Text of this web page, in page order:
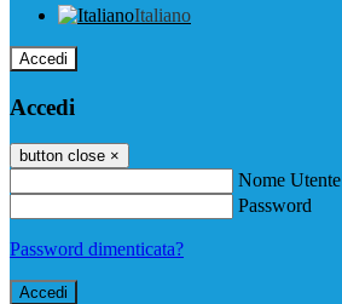
Italiano
Accedi
Accedi
button close ×
Nome Utente
Password
Password dimenticata?